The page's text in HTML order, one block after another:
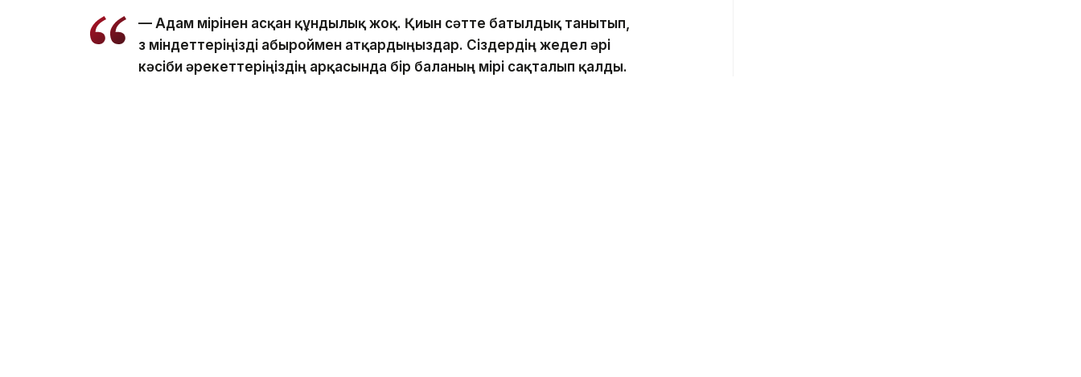
— Адам өмірінен асқан құндылық жоқ. Қиын сәтте батылдық танытып,
өз міндеттеріңізді абыроймен атқардыңыздар. Сіздердің жедел әрі
кәсіби әрекеттеріңіздің арқасында бір баланың өмірі сақталып қалды.